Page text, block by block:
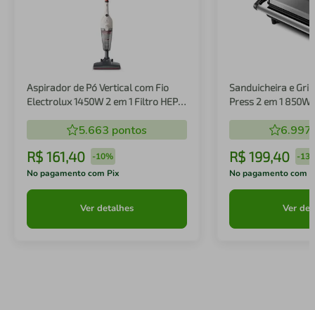
Aspirador de Pó Vertical com Fio
Electrolux 1450W 2 em 1 Filtro HEPA
5.663 pontos
R$ 161,40 -10%
No pagamento com Pix
Ver detalhes
Sanduicheira e
Press 2 em 1 850W
6.997
R$ 199,40 -
No pagamento com
Ver